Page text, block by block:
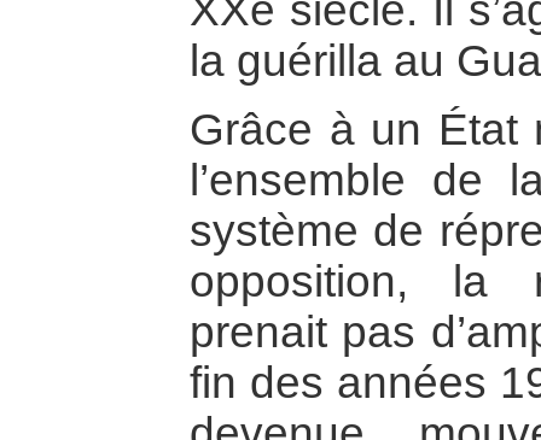
XXe siècle. Il
la guérilla au
Grâce à un État
l’ensemble de
système de
opposition, la
prenait pas
fin des années